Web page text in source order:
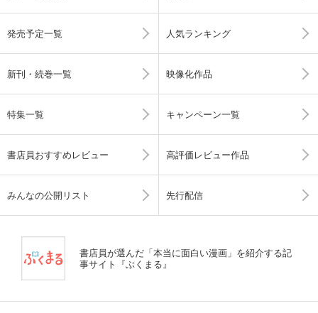
発売予定一覧 人気ランキング
新刊・続巻一覧 映像化作品
特集一覧 キャンペーン一覧
書店員おすすめレビュー 高評価レビュー作品
みんなの公開リスト 先行配信
書店員が選んだ「本当に面白い漫画」を紹介する記
事サイト『ぶくまる』